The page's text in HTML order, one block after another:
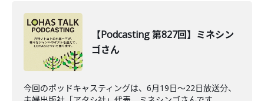
【Podcasting 第827回】ミネシン
ゴさん
今回のポッドキャスティングは、6月19日〜22日放送分、